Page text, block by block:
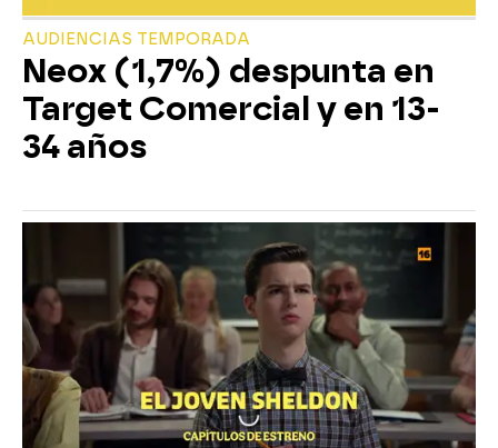
AUDIENCIAS TEMPORADA
Neox (1,7%) despunta en
Target Comercial y en 13-
34 años